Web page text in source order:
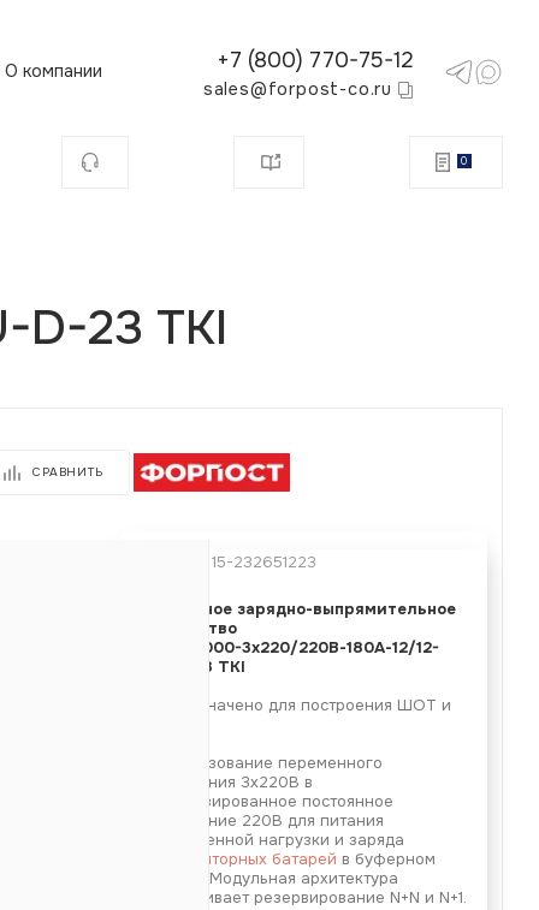
О компании +7 (800) 770-75-12
sales@forpost-co.ru
0
23 TKI
СРАВНИТЬ
15-232651223
Модульное зарядно-выпрямительное
устройство
ИПС-36000-3х220/220В-180А-12/12-
12U-D-23 TKI
Предназначено для построения ШОТ и
Преобразование переменного
напряжения 3х220В в
стабилизированное постоянное
напряжение 220В для питания
ответственной нагрузки и заряда
аккумуляторных батарей в буферном
режиме. Модульная архитектура
обеспечивает резервирование N+N и N+1.